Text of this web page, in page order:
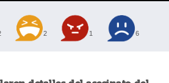
2 1 6